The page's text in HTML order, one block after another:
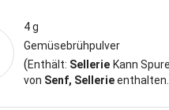
4 g
Gemüsebrühpulver
(Enthält: Sellerie Kann
von Senf, Sellerieenthalten.